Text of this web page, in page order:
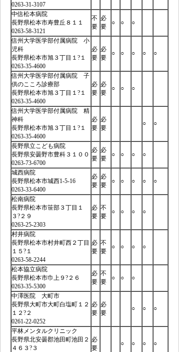
0263-31-3107
中信松本病院
長野県松本市寿豊丘８１１
0263-58-3121
不
要
必
要
○ ○ ○
信州大学医学部付属病院 小
児科
長野県松本市旭３丁目１?１
0263-35-4600
必
要
必
要
○ ○ ○ ○ ○
信州大学医学部付属病院 子
供のこころ診療部
長野県松本市旭３丁目１?１
0263-35-4600
必
要
必
要
○ ○ ○
信州大学医学部付属病院 精
神科
長野県松本市旭３丁目１?１
0263-35-4600
必
要
必
要
○ ○
長野県立こども病院
長野県安曇野市豊科３１００
0263-73-6700
必
要
必
要
○ ○ ○ ○
城西病院
長野県松本市城西1-5-16
0263-33-6400
必
要
必
要
○ ○ ○ ○ ○
松南病院
長野県松本市笹部３丁目１
３?２９
0263-25-2303
必
要
不
要
○ ○ ○ ○
村井病院
長野県松本市村井町西２丁目
１５?１
0263-58-2244
必
要
不
要
○ ○ ○ ○
松本協立病院
長野県松本市巾上９?２６
0263-35-5300
必
要
不
要
○ ○ ○
中澤医院 大町市
長野県大町市大町白塩町１２
１２?２
0261-22-0252
必
要
必
要
○ ○ ○
平林メンタルクリニック
長野県北安曇郡池田町池田２
４６３?３
必
要
○ ○ ○ ○